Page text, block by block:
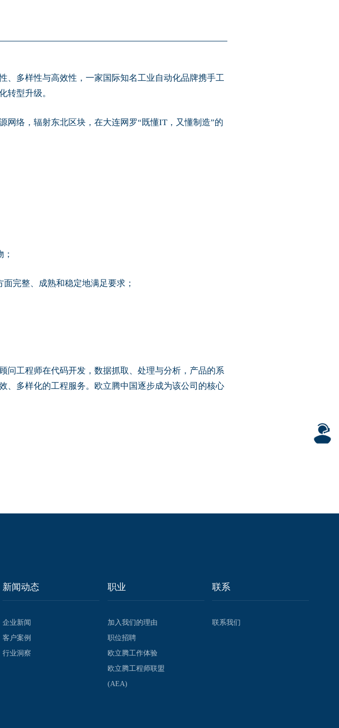
、多样性与高效性，一家国际知名工业自动化品牌携手工
转型升级。
网络，辐射东北区块，在大连网罗“既懂IT，又懂制造”的
；
完整、成熟和稳定地满足要求；
问工程师在代码开发，数据抓取、处理与分析，产品的系
、多样化的工程服务。欧立腾中国逐步成为该公司的核心
新闻动态
企业新闻
客户案例
行业洞察
职业
加入我们的理由
职位招聘
欧立腾工作体验
欧立腾工程师联盟
(AEA)
联系
联系我们